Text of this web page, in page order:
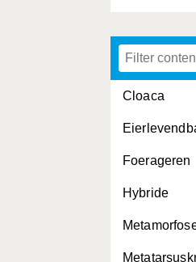
Cloaca
Foerageren
Hybride